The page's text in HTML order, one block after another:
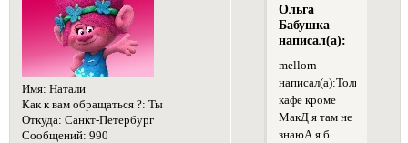
Имя: Натали
Как к вам обращаться ?: Ты
Откуда: Санкт-Петербург
Сообщений: 990
Ольга
Бабушка
написал(а):
mellorn
написал(а):Только
кафе кроме
МакД я там не
знаюА я б